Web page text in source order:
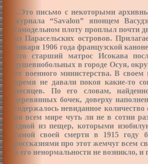
...Это письмо с некоторыми
журнала “Savalon” японцем
самодельном плоту проплыл почти
из Парасельских островов.
января 1906 года французской
что старший матрос Исокава
душевнобольных в городе Осуя,
от военного министерства. В
время не давали покоя какие-то
месяцев. По его словам,
деревянных бочек, доверху
содержалось невиданное количество
во всем мире чуть ли не в сотни
одной из пещер, которыми
самой своей смерти в 1915 году
россказнями про этот жемчуг всем
в его ненормальности не возникло,